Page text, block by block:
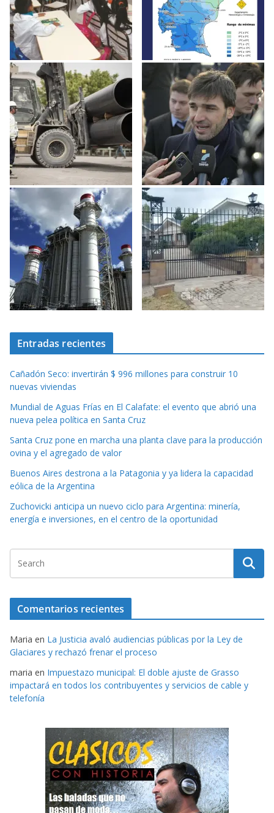
Entradas recientes
Cañadón Seco: invertirán $ 996 millones para construir 10
nuevas viviendas
Mundial de Aguas Frías en El Calafate: el evento que abrió una
nueva pelea política en Santa Cruz
Santa Cruz pone en marcha una planta clave para la producción
ovina y el agregado de valor
Buenos Aires destrona a la Patagonia y ya lidera la capacidad
eólica de la Argentina
Zuchovicki anticipa un nuevo ciclo para Argentina: minería,
energía e inversiones, en el centro de la oportunidad
Comentarios recientes
Maria en La Justicia avaló audiencias públicas por la Ley de
Glaciares y rechazó frenar el proceso
maria en Impuestazo municipal: El doble ajuste de Grasso
impactará en todos los contribuyentes y servicios de cable y
telefonía